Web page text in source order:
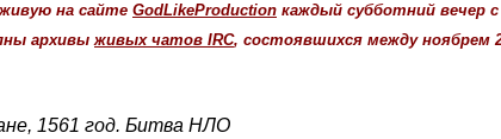
на сайте GodLikeProduction каждый субботний вечер
архивыживых чатов IRC, состоявшихся между ноябрем
1561 год. Битва НЛО